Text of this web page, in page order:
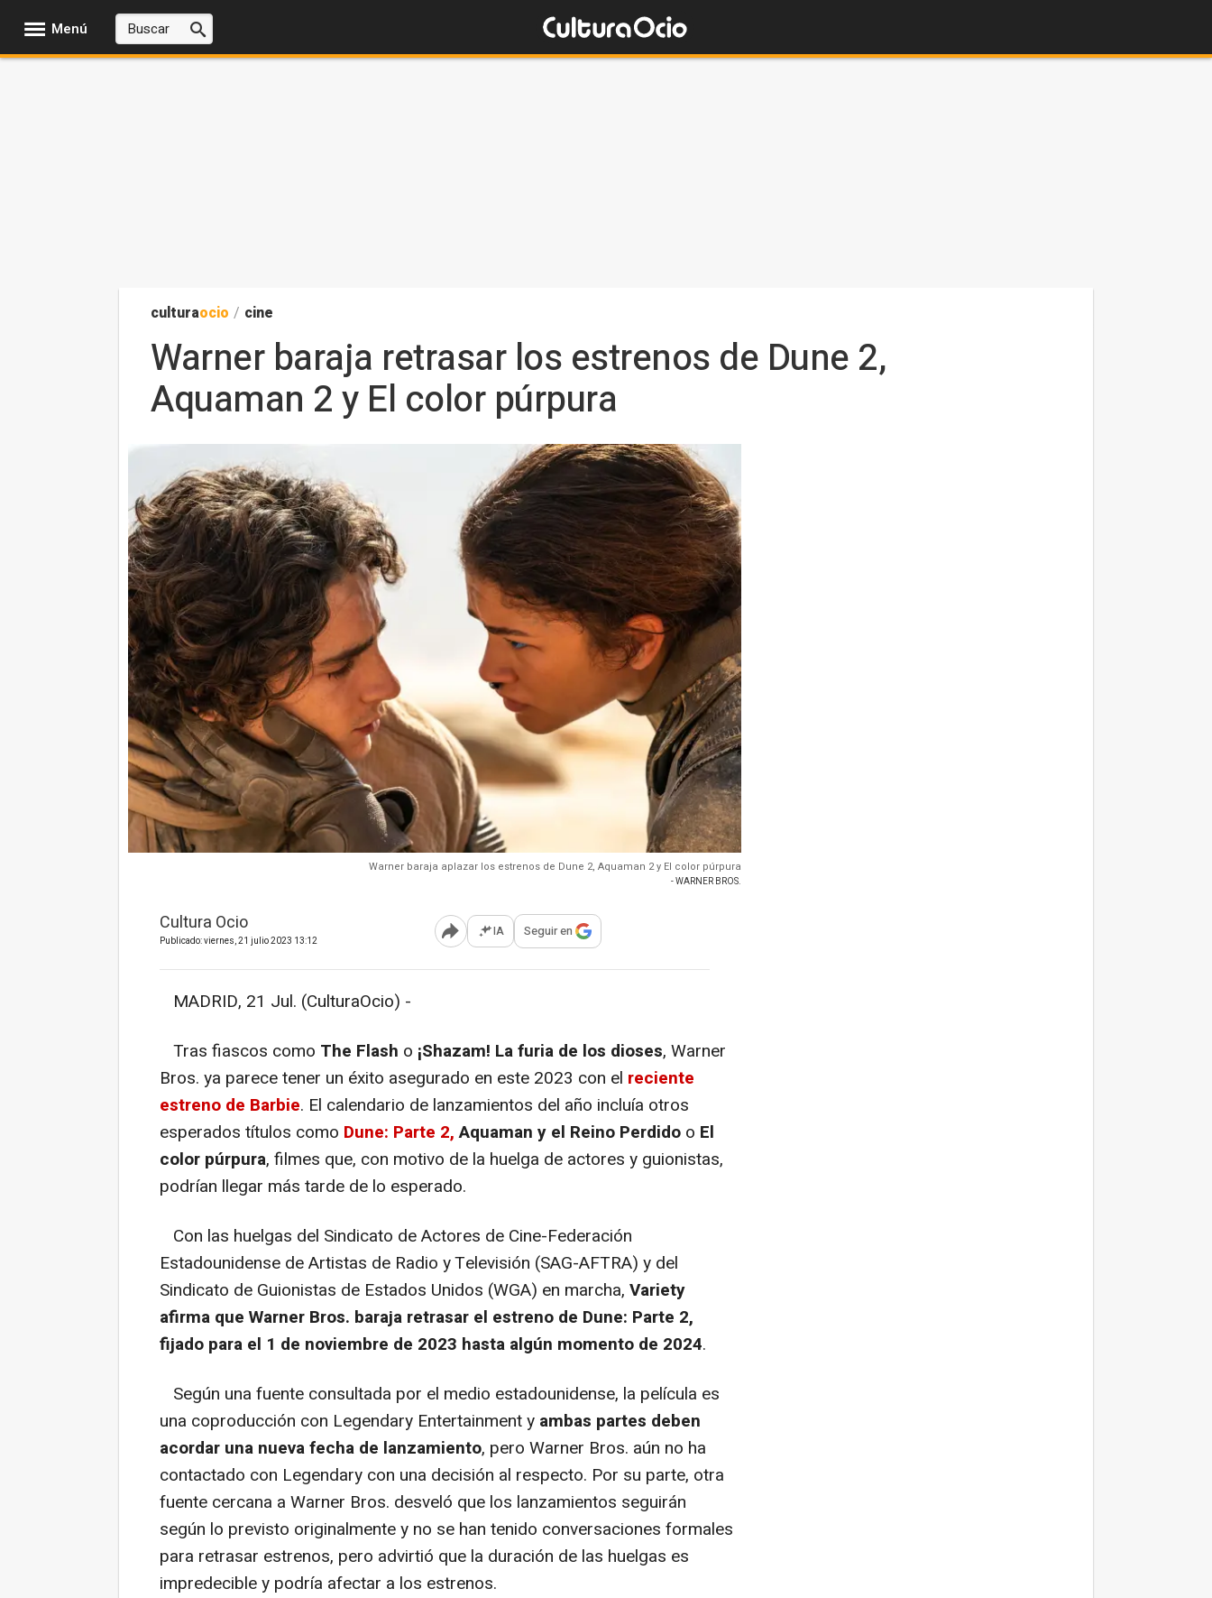
Menú
culturaocio / cine
Warner baraja retrasar los estrenos de Dune 2,
Aquaman 2 y El color púrpura
Warner baraja aplazar los estrenos de Dune 2, Aquaman 2 y El color púrpura
- WARNER BROS.
Cultura Ocio
Publicado: viernes, 21 julio 2023 13:12 Abrir opciones para compartir
IA Seguir en
MADRID, 21 Jul. (CulturaOcio) -
Tras fiascos como The Flash o ¡Shazam! La furia de los dioses, Warner
Bros. ya parece tener un éxito asegurado en este 2023 con el reciente
estreno de Barbie. El calendario de lanzamientos del año incluía otros
esperados títulos como Dune: Parte 2,Aquaman y el Reino Perdido o El
color púrpura, filmes que, con motivo de la huelga de actores y guionistas,
podrían llegar más tarde de lo esperado.
Con las huelgas del Sindicato de Actores de Cine-Federación
Estadounidense de Artistas de Radio y Televisión (SAG-AFTRA) y del
Sindicato de Guionistas de Estados Unidos (WGA) en marcha, Variety
afirma que Warner Bros. baraja retrasar el estreno de Dune: Parte 2,
fijado para el 1 de noviembre de 2023 hasta algún momento de 2024.
Según una fuente consultada por el medio estadounidense, la película es
una coproducción con Legendary Entertainment y ambas partes deben
acordar una nueva fecha de lanzamiento, pero Warner Bros. aún no ha
contactado con Legendary con una decisión al respecto. Por su parte, otra
fuente cercana a Warner Bros. desveló que los lanzamientos seguirán
según lo previsto originalmente y no se han tenido conversaciones formales
para retrasar estrenos, pero advirtió que la duración de las huelgas es
impredecible y podría afectar a los estrenos.